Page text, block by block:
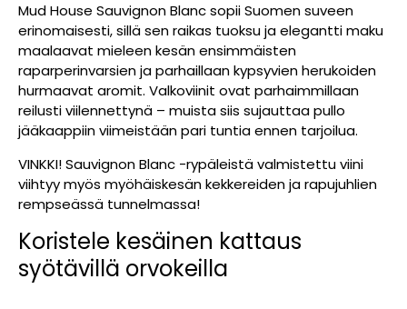
Mud House Sauvignon Blanc sopii Suomen suveen
erinomaisesti, sillä sen raikas tuoksu ja elegantti maku
maalaavat mieleen kesän ensimmäisten
raparperinvarsien ja parhaillaan kypsyvien herukoiden
hurmaavat aromit. Valkoviinit ovat parhaimmillaan
reilusti viilennettynä – muista siis sujauttaa pullo
jääkaappiin viimeistään pari tuntia ennen tarjoilua.
VINKKI! Sauvignon Blanc -rypäleistä valmistettu viini
viihtyy myös myöhäiskesän kekkereiden ja rapujuhlien
rempseässä tunnelmassa!
Koristele kesäinen kattaus
syötävillä orvokeilla